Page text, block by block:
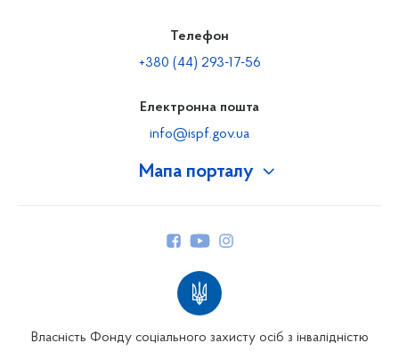
Мапа порталу
Телефон
+380 (44) 293-17-56
Електронна пошта
info@ispf.gov.ua
Власність Фонду соціального захисту осіб з інвалідністю